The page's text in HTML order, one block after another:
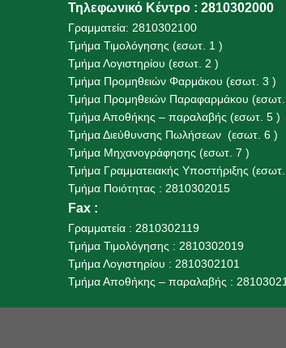
Τηλεφωνικό Κέντρο : 2810302000
Γραμματεία: 2810302100
Τμήμα Τιμολόγησης (εσωτ. 1 )
Τμήμα Λογιστηρίου (εσωτ. 2 )
Τμήμα Προμηθειών Φαρμάκου (εσωτ. 3 )
Τμήμα Προμηθειών Παραφαρμάκου
Τμήμα Αποθήκης – παραλαβής (εσωτ. 5 )
Τμήμα Διεύθυνσης Πωλήσεων (εσωτ. 6 )
Τμήμα Μηχανογράφησης (εσωτ. 7 )
Τμήμα Γραμματειακής Υποστήριξης
Τμήμα Ποιότητας : 2810302015
Fax :
Γραμματεία : 2810302119
Τμήμα Τιμολόγησης : 2810302019
Τμήμα Λογιστηρίου : 2810302101
Τμήμα Αποθήκης – παραλαβής :